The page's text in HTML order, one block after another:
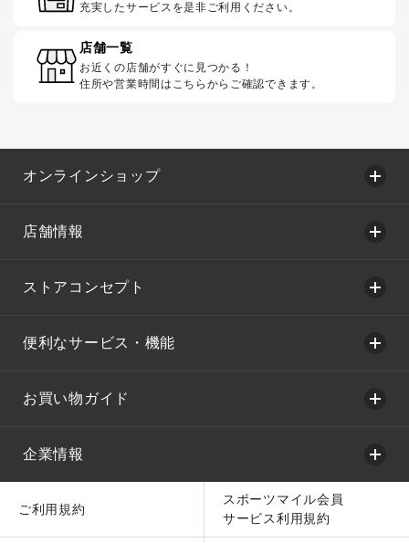
充実したサービスを是非ご利用ください。
店舗一覧
お近くの店舗がすぐに見つかる！
住所や営業時間はこちらからご確認できます。
オンラインショップ
店舗情報
ストアコンセプト
便利なサービス・機能
お買い物ガイド
企業情報
ご利用規約
スポーツマイル会員
サービス利用規約